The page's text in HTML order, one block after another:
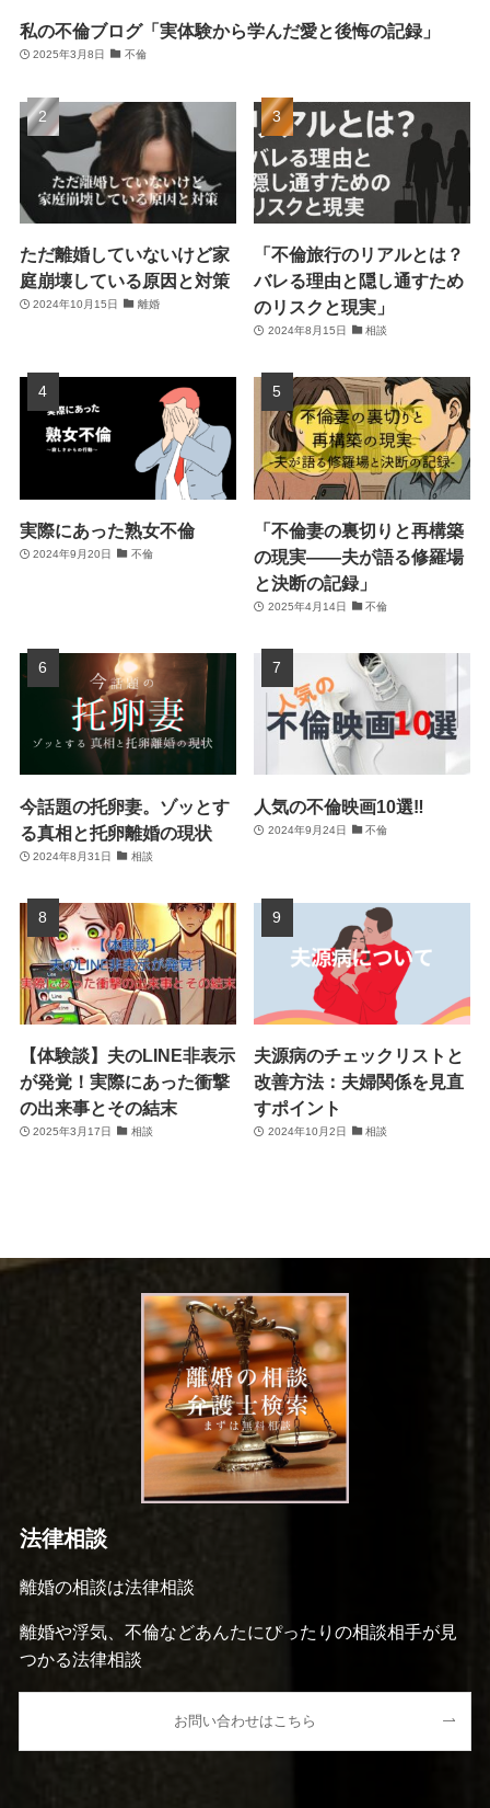
私の不倫ブログ「実体験から学んだ愛と後悔の記録」
2025年3月8日 不倫
ただ離婚していないけど家
庭崩壊している原因と対策
2024年10月15日 離婚
「不倫旅行のリアルとは？
バレる理由と隠し通すため
のリスクと現実」
2024年8月15日 相談
実際にあった熟女不倫
2024年9月20日 不倫
「不倫妻の裏切りと再構築
の現実――夫が語る修羅場
と決断の記録」
2025年4月14日 不倫
今話題の托卵妻。ゾッとす
る真相と托卵離婚の現状
2024年8月31日 相談
人気の不倫映画10選‼
2024年9月24日 不倫
【体験談】夫のLINE非表示
が発覚！実際にあった衝撃
の出来事とその結末
2025年3月17日 相談
夫源病のチェックリストと
改善方法：夫婦関係を見直
すポイント
2024年10月2日 相談
法律相談
離婚の相談は法律相談
離婚や浮気、不倫などあんたにぴったりの相談相手が見
つかる法律相談
お問い合わせはこちら